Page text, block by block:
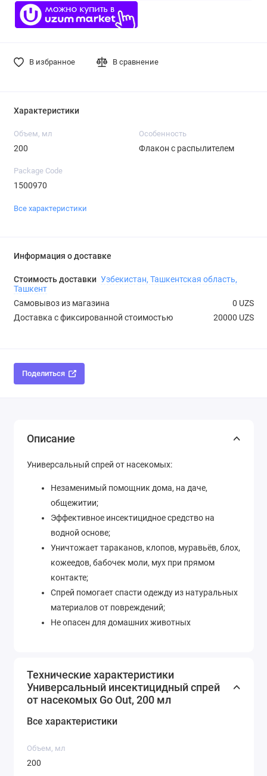
В избранное В сравнение
Характеристики
Объем, мл
200
Особенность
Флакон с распылителем
Package Code
1500970
Все характеристики
Информация о доставке
Стоимость доставки Узбекистан, Ташкентская область,
Ташкент
Самовывоз из магазина
0 UZS
Доставка с фиксированной стоимостью
20000 UZS
Поделиться
Описание
Универсальный спрей от насекомых:
Незаменимый помощник дома, на даче,
общежитии;
Эффективное инсектицидное средство на
водной основе;
Уничтожает тараканов, клопов, муравьёв, блох,
кожеедов, бабочек моли, мух при прямом
контакте;
Спрей помогает спасти одежду из натуральных
материалов от повреждений;
Не опасен для домашних животных
Технические характеристики
Универсальный инсектицидный спрей
от насекомых Go Out, 200 мл
Все характеристики
Объем, мл
200